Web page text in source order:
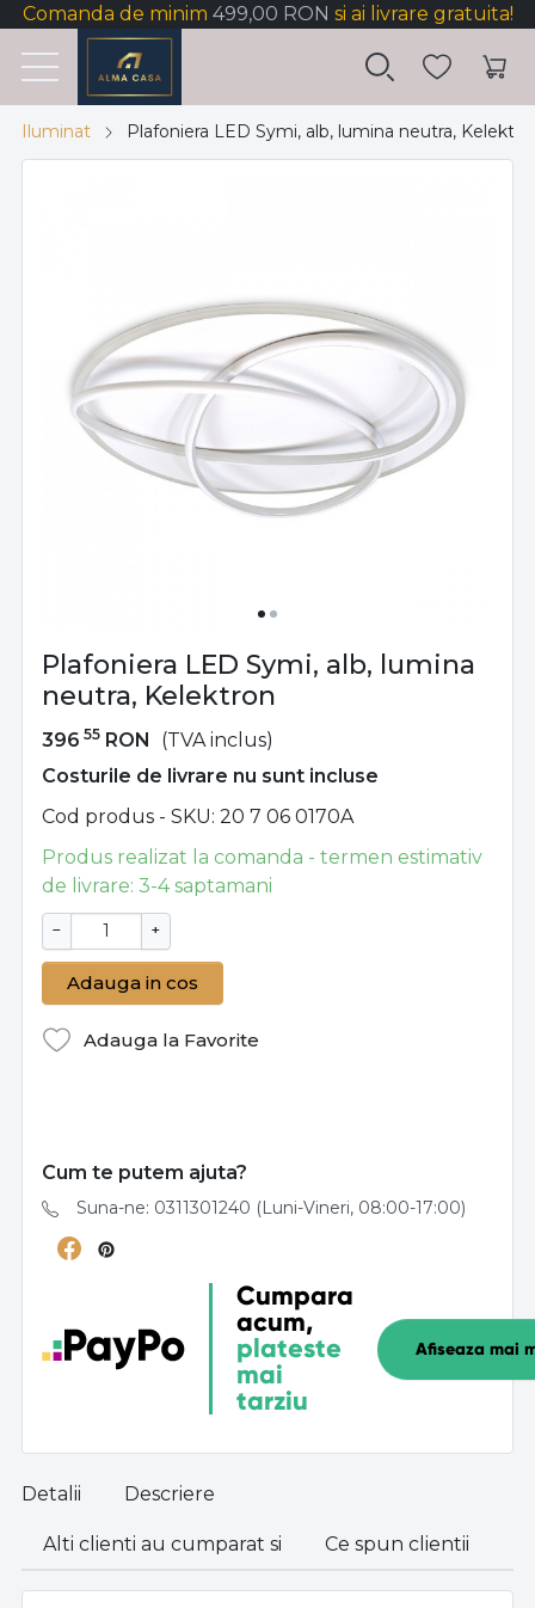
Comanda de minim 499,00 RON si ai livrare gratuita!
Iluminat Plafoniera LED Symi, alb, lumina neutra,
Plafoniera LED Symi, alb, lumina
neutra, Kelektron
396 55 RON
(TVA inclus)
Costurile de livrare nu sunt incluse
Cod produs - SKU 20 7 06 0170A
Produs realizat la comanda - termen estimativ
de livrare: 3-4 saptamani
− +
Adauga in cos
Adauga la Favorite
Cum te putem ajuta?
Suna-ne: 0311301240 (Luni-Vineri, 08:00-17:00)
Cumpara
acum,
plateste
mai
tarziu
Afiseaza mai
Detalii Descriere
Alti clienti au cumparat si Ce spun clientii